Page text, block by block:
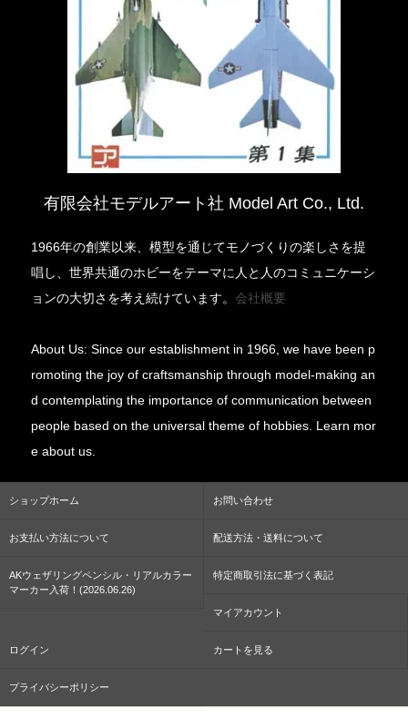
有限会社モデルアート社 Model Art Co., Ltd.
1966年の創業以来、模型を通じてモノづくりの楽しさを提
唱し、世界共通のホビーをテーマに人と人のコミュニケーシ
ョンの大切さを考え続けています。会社概要
About Us: Since our establishment in 1966, we have been p
romoting the joy of craftsmanship through model-making an
d contemplating the importance of communication between
people based on the universal theme of hobbies. Learn mor
e about us.
ショップホーム お問い合わせ
お支払い方法について 配送方法・送料について
AKウェザリングペンシル・リアルカラー
マーカー入荷！(2026.06.26)
特定商取引法に基づく表記
マイアカウント
ログイン カートを見る
プライバシーポリシー